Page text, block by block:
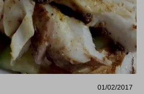
01/02/2017